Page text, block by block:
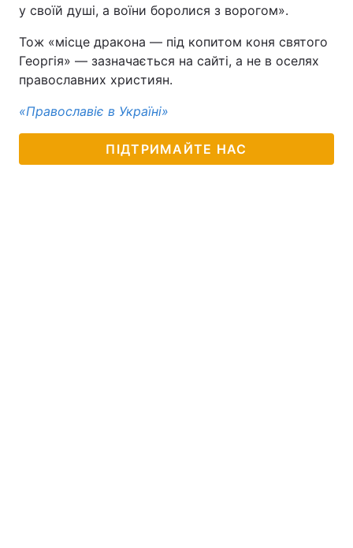
у своїй душі, а воїни боролися з ворогом».
Тож «місце дракона — під копитом коня святого
Георгія» — зазначається на сайті, а не в оселях
православних християн.
«Православіє в Україні»
ПІДТРИМАЙТЕ НАС